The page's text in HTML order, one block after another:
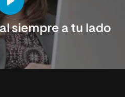
siempre a tu lado